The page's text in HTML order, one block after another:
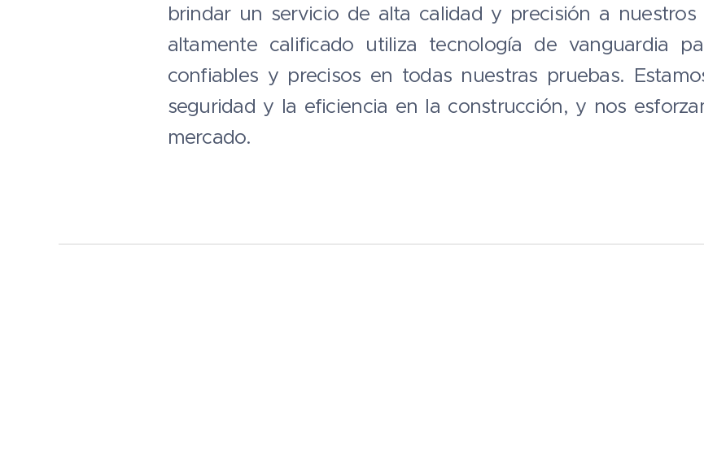
brindar un servicio de alta calidad y precisión a
altamente calificado utiliza tecnología de vanguardia
confiables y precisos en todas nuestras pruebas.
seguridad y la eficiencia en la construcción, y nos
mercado.